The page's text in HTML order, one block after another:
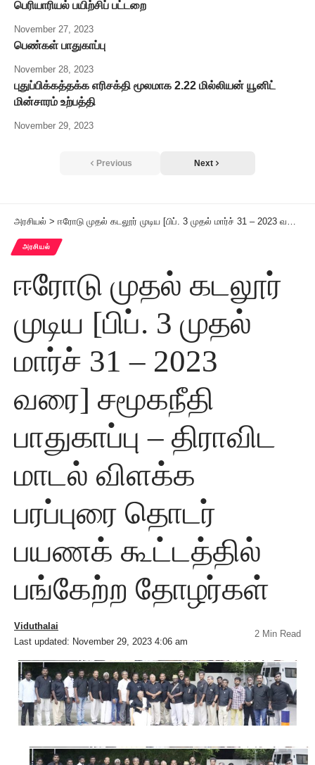
பெரியாரியல் பயிற்சிப் பட்டறை
November 27, 2023
பெண்கள் பாதுகாப்பு
November 28, 2023
புதுப்பிக்கத்தக்க எரிசக்தி மூலமாக 2.22 மில்லியன் யூனிட்
மின்சாரம் உற்பத்தி
November 29, 2023
Previous Next
அரசியல் > ஈரோடு முதல் கடலூர் முடிய [பிப். 3 முதல் மார்ச் 31 – 2023 வரை] சமூகநீதி பாதுகாப்பு – திராவிட மாடல் விளக்க பரப்புரை தொடர் பயணக் கூட்டத்தில் பங்கேற்ற தோழர்கள்
அரசியல்
ஈரோடு முதல் கடலூர்
முடிய [பிப். 3 முதல்
மார்ச் 31 – 2023
வரை] சமூகநீதி
பாதுகாப்பு – திராவிட
மாடல் விளக்க
பரப்புரை தொடர்
பயணக் கூட்டத்தில்
பங்கேற்ற தோழர்கள்
Last updated: November 29, 2023 4:06 am
Viduthalai
2 Min Read